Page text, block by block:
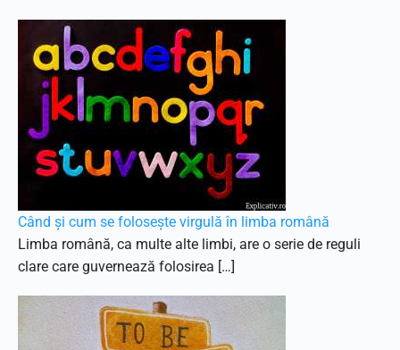
Când și cum se folosește virgulă în limba română
Limba română, ca multe alte limbi, are o serie de reguli
clare care guvernează folosirea […]